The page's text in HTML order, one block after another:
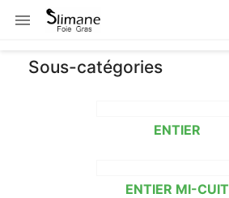

Sous-catégories
ENTIER
ENTIER MI-CUIT